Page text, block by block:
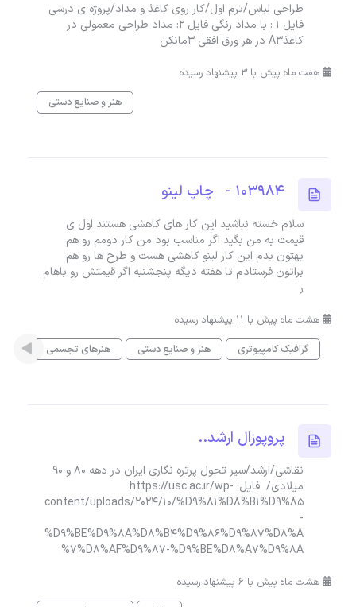
طراحى لباس/ترم اول/كار روى كاغذ و مداد/پروژه ى درسى
فایل 1 : با مداد رنگى فایل 2: مداد طراحى معمولى در
كاغذA3 در هر ورق افقى ٣مانكن
هفت ماه پیش با 3 پیشنهاد رسیده
هنر و صنایع دستی
103984 - چاپ لینو
سلام خسته نباشید این کار های کاهشی هستند اول ی
قیمت به من بگید اگر مناسب بود من کار دومم رو هم
بهتون بدم این کار لینو کاهشی هست و طرح ها رو هم
براتون فرستادم تا هفته دیگه پنجشنبه اگر قیمتش رو باهام
ر
هشت ماه پیش با 11 پیشنهاد رسیده
گرافیک کامپیوتری
هنر و صنایع دستی هنرهای تجسمی
پروپوزال ارشد..
نقاشی/ارشد/سیر تحول پرتره نگاری ایران در دهه ۸۰ و ۹۰
میلادی/ فایل: https://usc.ac.ir/wp-
content/uploads/2024/10/%D9%81%D8%B1%D9%85
-
%D9%BE%D9%8A%D8%B4%D9%86%D9%87%D8%A
7%D8%AF%D9%87-%D9%BE%D8%A7%D9%8A%
هشت ماه پیش با 6 پیشنهاد رسیده